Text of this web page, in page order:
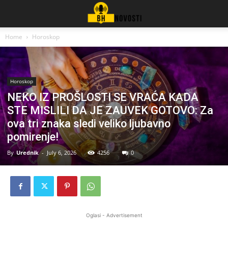
Home Horoskop
Horoskop
NEKO IZ PROŠLOSTI SE VRAĆA KADA
STE MISLILI DA JE ZAUVEK GOTOVO: Za
ova tri znaka sledi veliko ljubavno
pomirenje!
By Urednik - July 6, 2026 4256 0
Oglasi - Advertisement